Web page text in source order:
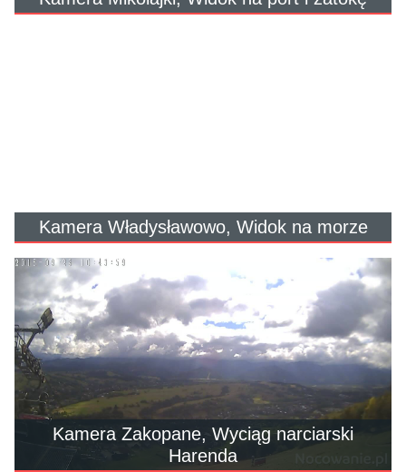
Kamera Władysławowo, Widok na morze
Kamera Zakopane, Wyciąg narciarski
Harenda